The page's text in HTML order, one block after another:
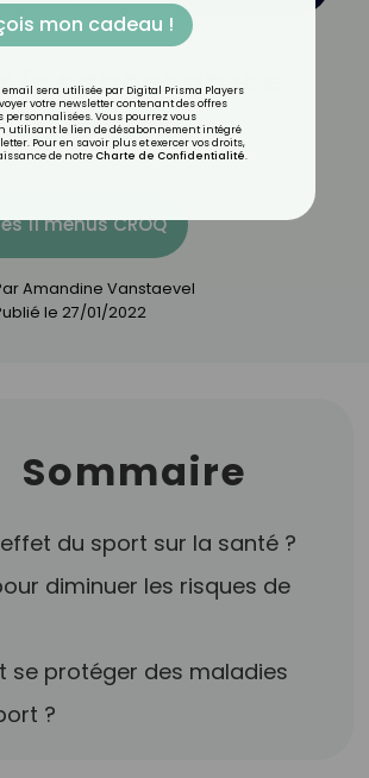
le cancer grâce
: décryptage
11 menus CROQ
Amandine Vanstaevel
le 27/01/2022
Sommaire
du sport sur la santé ?
diminuer les risques de
se protéger des maladies
?
mon cadeau !
email sera utilisée par Digital Prisma Players
votre newsletter contenant des offres
personnalisées. Vous pourrez vous
utilisant le lien de désabonnement intégré
Pour en savoir plus et exercer vos droits,
de notre Charte de Confidentialité.